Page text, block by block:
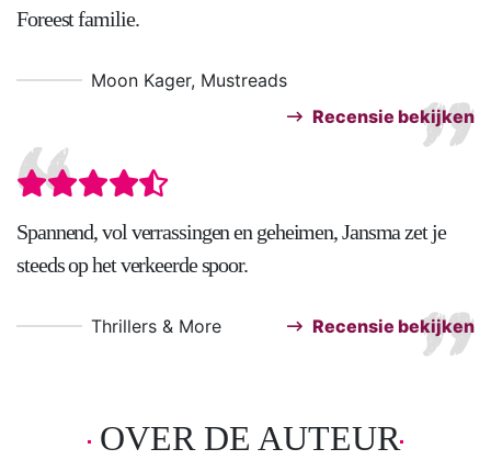
Foreest familie.
Moon Kager, Mustreads
Recensie bekijken
Spannend, vol verrassingen en geheimen, Jansma zet je
steeds op het verkeerde spoor.
Thrillers & More Recensie bekijken
OVER DE AUTEUR